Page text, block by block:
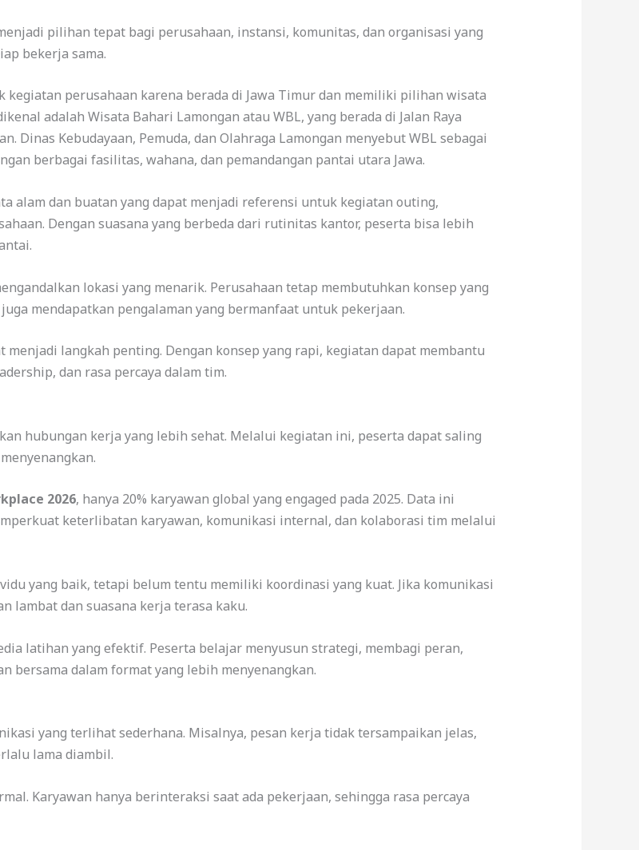
pilihan tepat bagi perusahaan, instansi, komunitas, dan organisasi yang
bekerja sama.
perusahaan karena berada di Jawa Timur dan memiliki pilihan wisata
adalah Wisata Bahari Lamongan atau WBL, yang berada di Jalan Raya
Dinas Kebudayaan, Pemuda, dan Olahraga Lamongan menyebut WBL sebagai
berbagai fasilitas, wahana, dan pemandangan pantai utara Jawa.
alam dan buatan yang dapat menjadi referensi untuk kegiatan outing,
Dengan suasana yang berbeda dari rutinitas kantor, peserta bisa lebih
lokasi yang menarik. Perusahaan tetap membutuhkan konsep yang
mendapatkan pengalaman yang bermanfaat untuk pekerjaan.
langkah penting. Dengan konsep yang rapi, kegiatan dapat membantu
dan rasa percaya dalam tim.
hubungan kerja yang lebih sehat. Melalui kegiatan ini, peserta dapat saling
2026, hanya 20% karyawan global yang engaged pada 2025. Data ini
keterlibatan karyawan, komunikasi internal, dan kolaborasi tim melalui
yang baik, tetapi belum tentu memiliki koordinasi yang kuat. Jika komunikasi
lambat dan suasana kerja terasa kaku.
latihan yang efektif. Peserta belajar menyusun strategi, membagi peran,
bersama dalam format yang lebih menyenangkan.
yang terlihat sederhana. Misalnya, pesan kerja tidak tersampaikan jelas,
lama diambil.
Karyawan hanya berinteraksi saat ada pekerjaan, sehingga rasa percaya